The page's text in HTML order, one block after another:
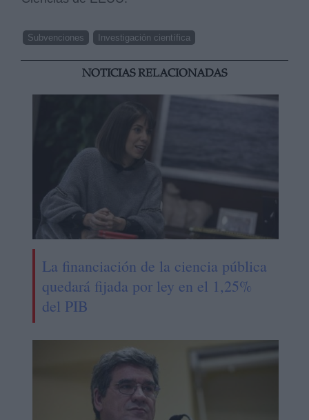
Subvenciones Investigación científica
NOTICIAS RELACIONADAS
La financiación de la ciencia pública
quedará fijada por ley en el 1,25%
del PIB